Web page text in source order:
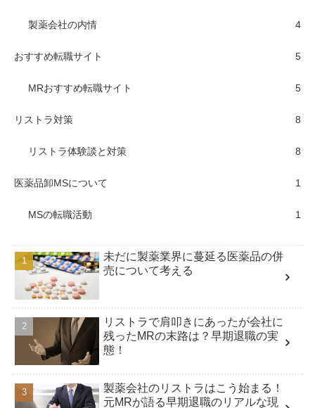
製薬会社の内情 4
おすすめ転職サイト 5
MRおすすめ転職サイト 5
リストラ対策 8
リストラ体験談と対策 8
医薬品卸MSについて 1
MSの転職活動 1
未だに製薬業界に蔓延る医薬品の併
売について考える
リストラで肩叩きにあったが会社に
残ったMRの末路は？早期退職の実
態！
製薬会社のリストラはこう始まる！
元MRが語る早期退職のリアルな現